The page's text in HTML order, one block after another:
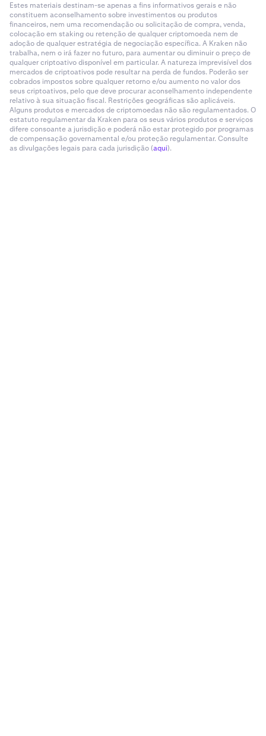
Estes materiais destinam-se apenas a fins informativos gerais e não
constituem aconselhamento sobre investimentos ou produtos
financeiros, nem uma recomendação ou solicitação de compra, venda,
colocação em staking ou retenção de qualquer criptomoeda nem de
adoção de qualquer estratégia de negociação específica. A Kraken não
trabalha, nem o irá fazer no futuro, para aumentar ou diminuir o preço de
qualquer criptoativo disponível em particular. A natureza imprevisível dos
mercados de criptoativos pode resultar na perda de fundos. Poderão ser
cobrados impostos sobre qualquer retorno e/ou aumento no valor dos
seus criptoativos, pelo que deve procurar aconselhamento independente
relativo à sua situação fiscal. Restrições geográficas são aplicáveis.
Alguns produtos e mercados de criptomoedas não são regulamentados. O
estatuto regulamentar da Kraken para os seus vários produtos e serviços
difere consoante a jurisdição e poderá não estar protegido por programas
de compensação governamental e/ou proteção regulamentar. Consulte
as divulgações legais para cada jurisdição (aqui).